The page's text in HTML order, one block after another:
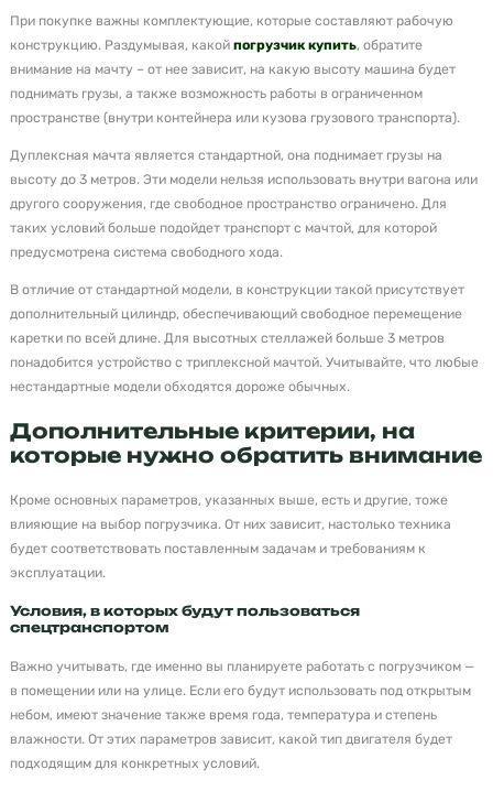
При покупке важны комплектующие, которые составляют рабочую
конструкцию. Раздумывая, какой погрузчик купить, обратите
внимание на мачту – от нее зависит, на какую высоту машина будет
поднимать грузы, а также возможность работы в ограниченном
пространстве (внутри контейнера или кузова грузового транспорта).
Дуплексная мачта является стандартной, она поднимает грузы на
высоту до 3 метров. Эти модели нельзя использовать внутри вагона или
другого сооружения, где свободное пространство ограничено. Для
таких условий больше подойдет транспорт с мачтой, для которой
предусмотрена система свободного хода.
В отличие от стандартной модели, в конструкции такой присутствует
дополнительный цилиндр, обеспечивающий свободное перемещение
каретки по всей длине. Для высотных стеллажей больше 3 метров
понадобится устройство с триплексной мачтой. Учитывайте, что любые
нестандартные модели обходятся дороже обычных.
Дополнительные критерии, на
которые нужно обратить внимание
Кроме основных параметров, указанных выше, есть и другие, тоже
влияющие на выбор погрузчика. От них зависит, настолько техника
будет соответствовать поставленным задачам и требованиям к
эксплуатации.
Условия, в которых будут пользоваться
спецтранспортом
Важно учитывать, где именно вы планируете работать с погрузчиком —
в помещении или на улице. Если его будут использовать под открытым
небом, имеют значение также время года, температура и степень
влажности. От этих параметров зависит, какой тип двигателя будет
подходящим для конкретных условий.